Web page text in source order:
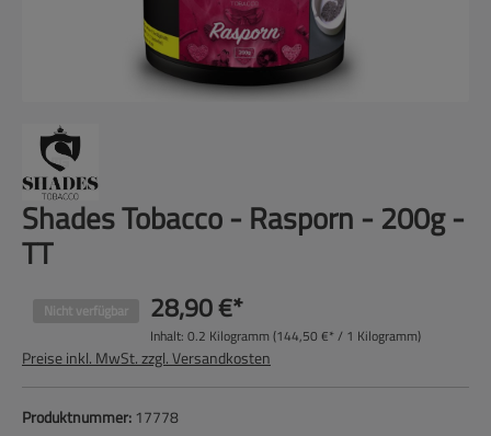
Shades Tobacco - Rasporn - 200g -
TT
Nicht verfügbar 28,90 €*
Inhalt: 0.2 Kilogramm (144,50 €* / 1 Kilogramm)
Preise inkl. MwSt. zzgl. Versandkosten
Produktnummer: 17778